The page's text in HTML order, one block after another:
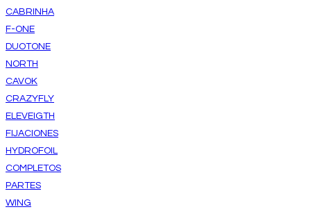
CABRINHA
F-ONE
DUOTONE
NORTH
CAVOK
CRAZYFLY
ELEVEIGTH
FIJACIONES
HYDROFOIL
COMPLETOS
PARTES
WING